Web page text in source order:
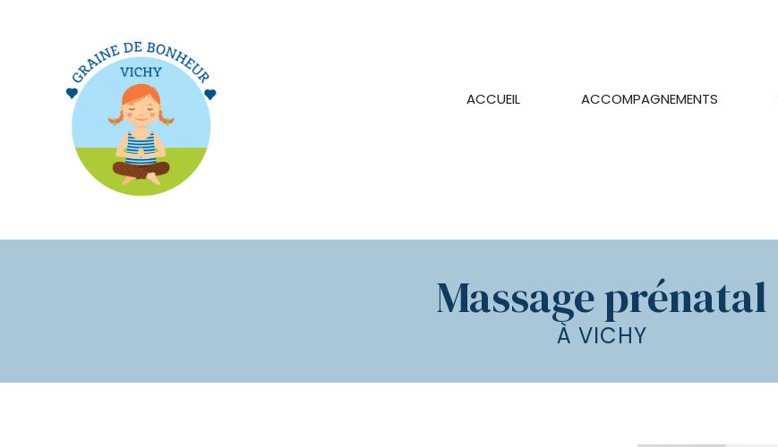
ACCUEIL ACCOMPAGNEMENTS
femmes
weekend
bien-
être
maternité
&
Massage prénatal
À VICHY